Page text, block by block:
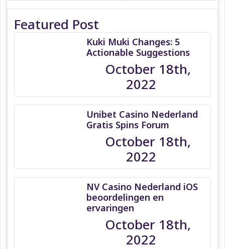
Featured Post
Kuki Muki Changes: 5
Actionable Suggestions
October 18th,
2022
Unibet Casino Nederland
Gratis Spins Forum
October 18th,
2022
NV Casino Nederland iOS
beoordelingen en
ervaringen
October 18th,
2022